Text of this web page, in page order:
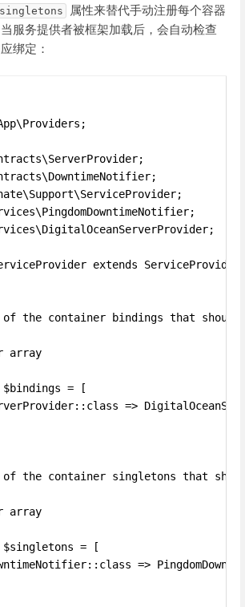
singletons
属性来替代手动注册每个容器
服务提供者被框架加载后，会自动检查
绑定：
extends ServiceProvider
the container bindings that should
array
= [
=>
the container singletons that
array
= [
=>